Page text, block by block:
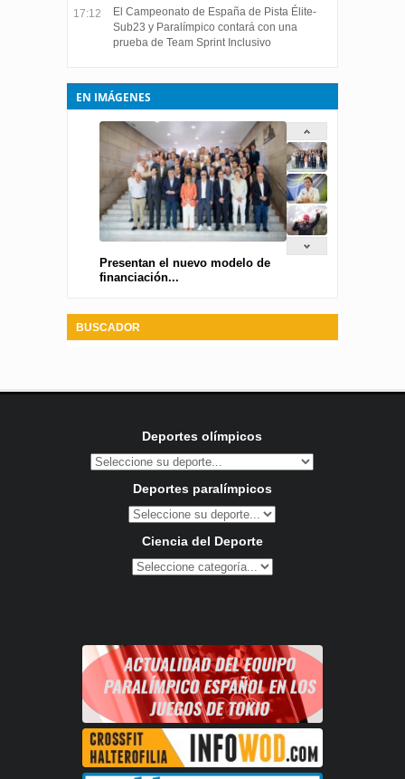
17:12
El Campeonato de España de Pista Élite-
Sub23 y Paralímpico contará con una
prueba de Team Sprint Inclusivo
EN IMÁGENES
Presentan el nuevo modelo de
financiación...
BUSCADOR
Deportes olímpicos
Deportes paralímpicos
Ciencia del Deporte